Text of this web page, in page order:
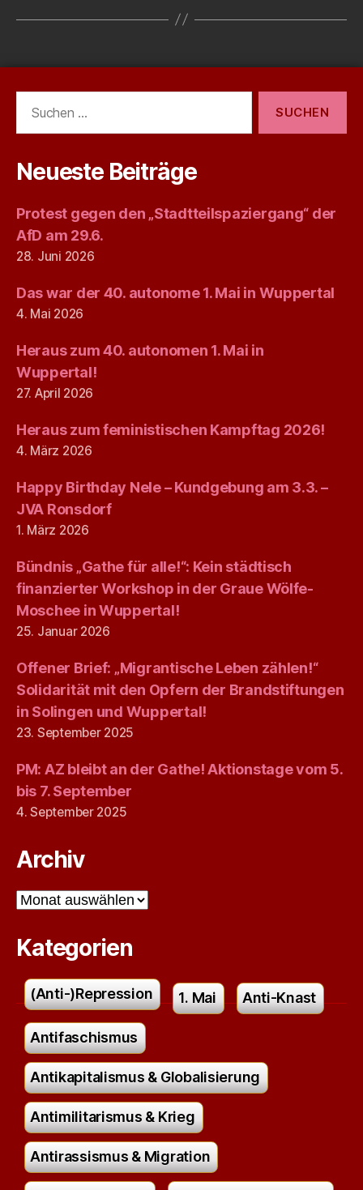
nach:
Neueste Beiträge
Protest gegen den „Stadtteilspaziergang“ der
AfD am 29.6.
28. Juni 2026
Das war der 40. autonome 1. Mai in Wuppertal
4. Mai 2026
Heraus zum 40. autonomen 1. Mai in
Wuppertal!
27. April 2026
Heraus zum feministischen Kampftag 2026!
4. März 2026
Happy Birthday Nele – Kundgebung am 3.3. –
JVA Ronsdorf
1. März 2026
Bündnis „Gathe für alle!“: Kein städtisch
finanzierter Workshop in der Graue Wölfe-
Moschee in Wuppertal!
25. Januar 2026
Offener Brief: „Migrantische Leben zählen!“
Solidarität mit den Opfern der Brandstiftungen
in Solingen und Wuppertal!
23. September 2025
PM: AZ bleibt an der Gathe! Aktionstage vom 5.
bis 7. September
4. September 2025
Archiv
Archiv
Kategorien
(Anti-)Repression 1. Mai Anti-Knast
Antifaschismus
Antikapitalismus & Globalisierung
Antimilitarismus & Krieg
Antirassismus & Migration